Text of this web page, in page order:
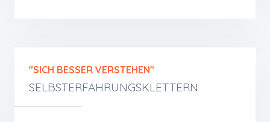
"SICH BESSER VERSTEHEN"
SELBSTERFAHRUNGSKLETTERN